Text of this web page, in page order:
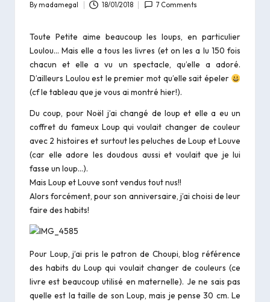
Posted
Bymadamegal 18/01/2018 7 Comments
Toute Petite aime beaucoup les loups, en particulier
Loulou… Mais elle a tous les livres (et on les a lu 150 fois
chacun et elle a vu un spectacle, qu’elle a adoré.
D’ailleurs Loulou est le premier mot qu’elle sait épeler
(cf le tableau que je vous ai montré hier!).
Du coup, pour Noël j’ai changé de loup et elle a eu un
coffret du fameux Loup qui voulait changer de couleur
avec 2 histoires et surtout les peluches de Loup et Louve
(car elle adore les doudous aussi et voulait que je lui
fasse un loup…).
Mais Loup et Louve sont vendus tout nus!!
Alors forcément, pour son anniversaire, j’ai choisi de leur
faire des habits!
Pour Loup, j’ai pris le patron de Choupi, blog référence
des habits du Loup qui voulait changer de couleurs (ce
livre est beaucoup utilisé en maternelle). Je ne sais pas
quelle est la taille de son Loup, mais je pense 30 cm. Le